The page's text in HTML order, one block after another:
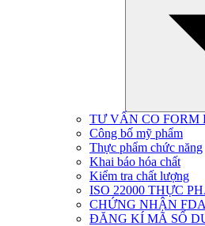
TƯ VẤN CO FORM
Công bố mỹ phẩm
Thực phẩm chức năng
Khai báo hóa chất
Kiểm tra chất lượng
ISO 22000 THỰC
CHỨNG NHẬN FDA
ĐĂNG KÍ MÃ SỐ